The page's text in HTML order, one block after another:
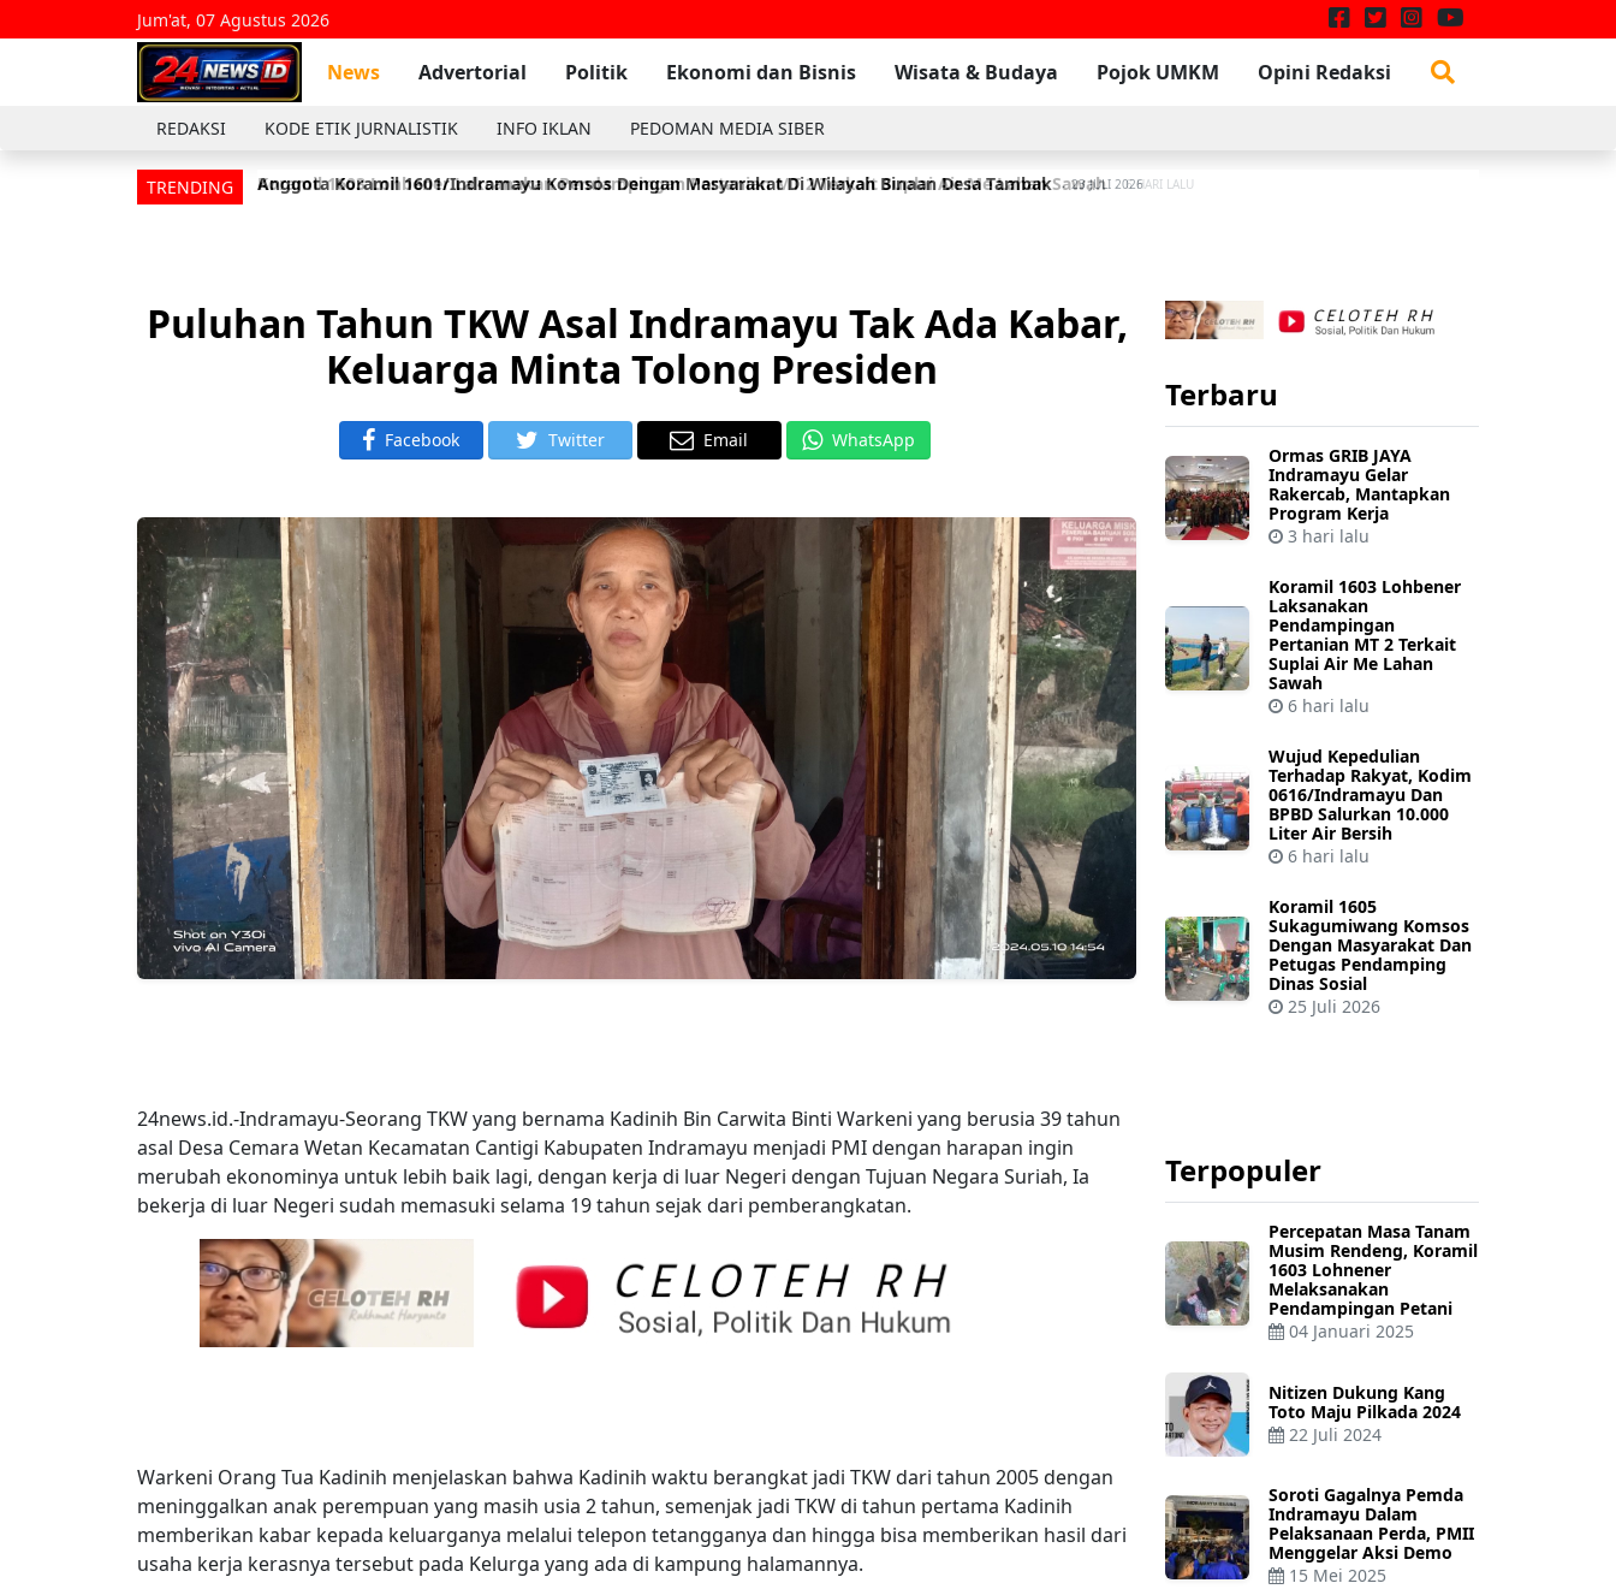
Jum'at, 07 Agustus 2026
News Advertorial Politik Ekonomi dan Bisnis Wisata & Budaya Pojok UMKM Opini Redaksi
REDAKSI KODE ETIK JURNALISTIK INFO IKLAN PEDOMAN MEDIA SIBER
TRENDING Koramil 1603 Lohbener Laksanakan Pendampingan Pertanian MT 2 Terkait Suplai Air Me Lahan Sawah 6 HARI LALU
Anggota Koramil 1601/Indramayu Komsos Dengan Masyarakat Di Wilayah Binaan Desa Tambak 23 JULI 2026
Puluhan Tahun TKW Asal Indramayu Tak Ada Kabar,
Keluarga Minta Tolong Presiden
Facebook Twitter Email WhatsApp
24news.id.-Indramayu-Seorang TKW yang bernama Kadinih Bin Carwita Binti Warkeni yang berusia 39 tahun
asal Desa Cemara Wetan Kecamatan Cantigi Kabupaten Indramayu menjadi PMI dengan harapan ingin
merubah ekonominya untuk lebih baik lagi, dengan kerja di luar Negeri dengan Tujuan Negara Suriah, Ia
bekerja di luar Negeri sudah memasuki selama 19 tahun sejak dari pemberangkatan.
Warkeni Orang Tua Kadinih menjelaskan bahwa Kadinih waktu berangkat jadi TKW dari tahun 2005 dengan
meninggalkan anak perempuan yang masih usia 2 tahun, semenjak jadi TKW di tahun pertama Kadinih
memberikan kabar kepada keluarganya melalui telepon tetangganya dan hingga bisa memberikan hasil dari
usaha kerja kerasnya tersebut pada Kelurga yang ada di kampung halamannya.
Terbaru
Ormas GRIB JAYA
Indramayu Gelar
Rakercab, Mantapkan
Program Kerja
3 hari lalu
Koramil 1603 Lohbener
Laksanakan
Pendampingan
Pertanian MT 2 Terkait
Suplai Air Me Lahan
Sawah
6 hari lalu
Wujud Kepedulian
Terhadap Rakyat, Kodim
0616/Indramayu Dan
BPBD Salurkan 10.000
Liter Air Bersih
6 hari lalu
Koramil 1605
Sukagumiwang Komsos
Dengan Masyarakat Dan
Petugas Pendamping
Dinas Sosial
25 Juli 2026
Terpopuler
Percepatan Masa Tanam
Musim Rendeng, Koramil
1603 Lohnener
Melaksanakan
Pendampingan Petani
04 Januari 2025
Nitizen Dukung Kang
Toto Maju Pilkada 2024
22 Juli 2024
Soroti Gagalnya Pemda
Indramayu Dalam
Pelaksanaan Perda, PMII
Menggelar Aksi Demo
15 Mei 2025